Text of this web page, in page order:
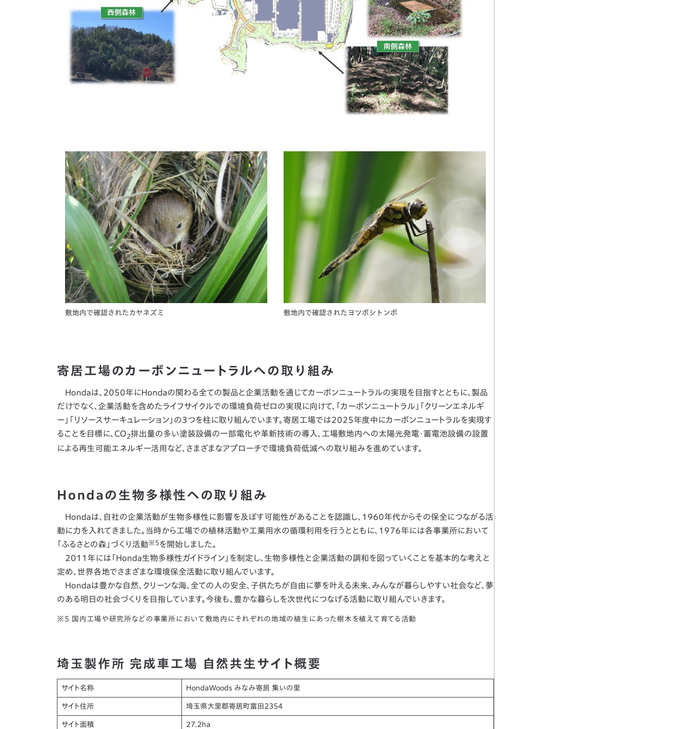
敷地内で確認されたカヤネズミ 敷地内で確認されたヨツボシトンボ
寄居工場のカーボンニュートラルへの取り組み
Hondaは、2050年にHondaの関わる全ての製品と企業活動を通じてカーボンニュートラルの実現を目指すとともに、製品
だけでなく、企業活動を含めたライフサイクルでの環境負荷ゼロの実現に向けて、「カーボンニュートラル」「クリーンエネルギ
ー」「リソースサーキュレーション」の3つを柱に取り組んでいます。寄居工場では2025年度中にカーボンニュートラルを実現す
ることを目標に、CO2排出量の多い塗装設備の一部電化や革新技術の導入、工場敷地内への太陽光発電・蓄電池設備の設置
による再生可能エネルギー活用など、さまざまなアプローチで環境負荷低減への取り組みを進めています。
Hondaの生物多様性への取り組み
Hondaは、自社の企業活動が生物多様性に影響を及ぼす可能性があることを認識し、1960年代からその保全につながる活
動に力を入れてきました。当時から工場での植林活動や工業用水の循環利用を行うとともに、1976年には各事業所において
「ふるさとの森」づくり活動※5を開始しました。
2011年には「Honda生物多様性ガイドライン」を制定し、生物多様性と企業活動の調和を図っていくことを基本的な考えと
定め、世界各地でさまざまな環境保全活動に取り組んでいます。
Hondaは豊かな自然、クリーンな海、全ての人の安全、子供たちが自由に夢を叶える未来、みんなが暮らしやすい社会など、夢
のある明日の社会づくりを目指しています。今後も、豊かな暮らしを次世代につなげる活動に取り組んでいきます。
※5 国内工場や研究所などの事業所において敷地内にそれぞれの地域の植生にあった樹木を植えて育てる活動
埼玉製作所 完成車工場 自然共生サイト概要
サイト名称 HondaWoods みなみ寄居 集いの里
サイト住所 埼玉県大里郡寄居町富田2354
サイト面積 27.2ha